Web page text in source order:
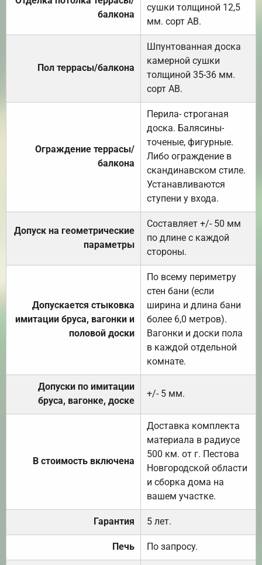
балкона
сушки толщиной 12,5
мм. сорт АВ.
Пол террасы/балкона
Шпунтованная доска
камерной сушки
толщиной 35-36 мм.
сорт АВ.
Ограждение террасы/
балкона
Перила- строганая
доска. Балясины-
точеные, фигурные.
Либо ограждение в
скандинавском стиле.
Устанавливаются
ступени у входа.
Допуск на геометрические
параметры
Составляет +/- 50 мм
по длине с каждой
стороны.
Допускается стыковка
имитации бруса, вагонки и
половой доски
По всему периметру
стен бани (если
ширина и длина бани
более 6,0 метров).
Вагонки и доски пола
в каждой отдельной
комнате.
Допуски по имитации
бруса, вагонке, доске
+/- 5 мм.
В стоимость включена
Доставка комплекта
материала в радиусе
500 км. от г. Пестова
Новгородской области
и сборка дома на
вашем участке.
Гарантия 5 лет.
Печь По запросу.